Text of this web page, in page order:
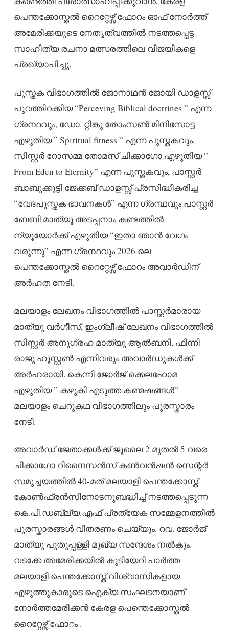
പെന്തക്കോസ്തൽ റൈറ്റേഴ്സ് ഫോറം ഓഫ് നോർത്ത്
അമേരിക്കയുടെ നേതൃത്വത്തിൽ നടത്തപ്പെട്ട
സാഹിത്യ രചനാ മത്സരത്തിലെ വിജയികളെ
പ്രഖ്യാപിച്ചു.
പുസ്തക വിഭാഗത്തിൽ ജോനാഥൻ ജോയി ഡാളസ്സ്
പുറത്തിറക്കിയ “Perceving Biblical doctrines ” എന്ന
ഗ്രന്ഥവും, ഡോ. റ്റിങ്കു തോംസൺ മിനിസോട്ട
എഴുതിയ ” Spiritual fitness ” എന്ന പുസ്തകവും,
സിസ്റ്റർ റോസമ്മ തോമസ് ചിക്കാഗോ എഴുതിയ ”
From Eden to Eternity” എന്ന പുസ്തകവും, പാസ്റ്റർ
ബാബുക്കുട്ടി ജേക്കബ് ഡാളസ്സ് പ്രസിദ്ധീകരിച്ച
“വേദപുസ്തക ഭാവനകൾ” എന്ന ഗ്രന്ഥവും പാസ്റ്റർ
ബേബി മാത്യൂ അടപ്പനാം കണ്ടത്തിൽ
ന്യൂയോർക്ക് എഴുതിയ “ഇതാ ഞാൻ വേഗം
വരുന്നു” എന്ന ഗ്രന്ഥവും 2026 ലെ
പെന്തക്കോസ്തൽ റൈറ്റേഴ്സ് ഫോറം അവാർഡിന്
അർഹത നേടി.
മലയാളം ലേഖനം വിഭാഗത്തിൽ പാസ്റ്റർമാരായ
മാത്യൂ വർഗീസ്, ഇംഗ്ലീഷ് ലേഖനം വിഭാഗത്തിൽ
സിസ്റ്റർ അനുഗ്രഹ മാത്യൂ ആൽബനി, ഫിന്നി
രാജു ഹൂസ്റ്റൺ എന്നിവരും അവാർഡുകൾക്ക്
അർഹരായി. കെന്നി ജോർജ് ഒക്കലഹോമ
എഴുതിയ ” കഴുകി എടുത്ത കണ്മഷങ്ങൾ”
മലയാളം ചെറുകഥ വിഭാഗത്തിലും പുരസ്കാരം
നേടി.
അവാർഡ് ജേതാക്കൾക്ക് ജൂലൈ 2 മുതൽ 5 വരെ
ചിക്കാഗോ റിനൈസൻസ് കൺവൻഷൻ സെന്റർ
സമുച്ചയത്തിൽ 40-മത് മലയാളി പെന്തക്കോസ്ത്
കോൺഫ്രൻസിനോടനുബദ്ധിച്ച് നടത്തപ്പെടുന്ന
കെ.പി.ഡബ്ല്യ.എഫ് പ്രത്യേക സമ്മേളനത്തിൽ
പുരസ്കാരങ്ങൾ വിതരണം ചെയ്യും. റവ. ജോർജ്
മാത്യൂ പുതുപ്പള്ളി മുഖ്യ സന്ദേശം നൽകും.
വടക്കേ അമേരിക്കയിൽ കുടിയേറി പാർത്ത
മലയാളി പെന്തക്കോസ്ത് വിശ്വാസികളായ
എഴുത്തുകാരുടെ ഐക്യ സംഘടനയാണ്
നോർത്തമേരിക്കൻ കേരള പെന്തെക്കോസ്തൽ
റൈറ്റേഴ്സ് ഫോറം .